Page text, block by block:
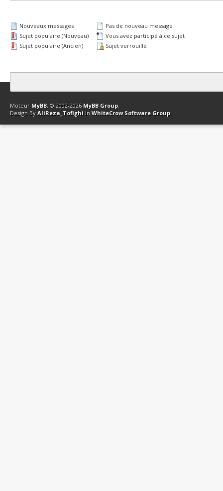
Nouveaux messages
Sujet populaire (Nouveau)
Sujet populaire (Ancien)
Pas de nouveau message
Vous avez participé à ce sujet
Sujet verrouillé
Contact Club Affiliation Retourner en haut Version bas-débit
Moteur MyBB, © 2002-2026 MyBB Group.
Design By AliReza_Tofighi In WhiteCrow Software Group.